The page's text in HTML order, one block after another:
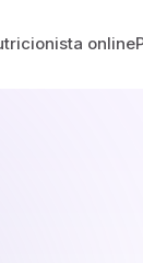
online